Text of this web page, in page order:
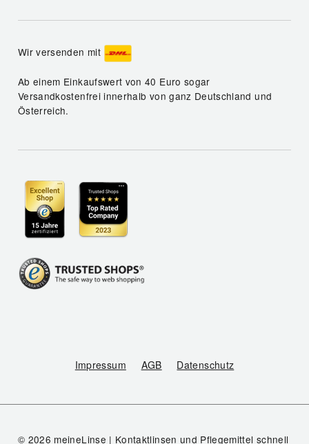
Wir versenden mit
Ab einem Einkaufswert von 40 Euro sogar
Versandkostenfrei innerhalb von ganz Deutschland und
Österreich.
Impressum AGB Datenschutz
© 2026 meineLinse | Kontaktlinsen und Pflegemittel schnell